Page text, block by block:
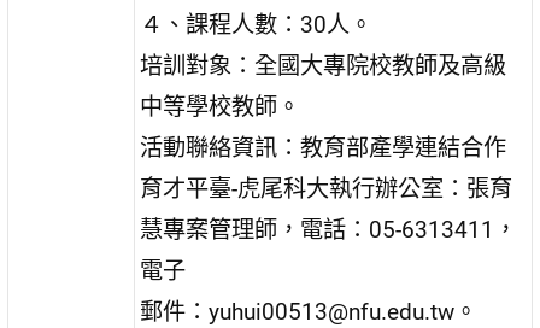
４、課程人數：30人。
培訓對象：全國大專院校教師及高級
中等學校教師。
活動聯絡資訊：教育部產學連結合作
育才平臺-虎尾科大執行辦公室：張育
慧專案管理師，電話：05-6313411，
電子
郵件：yuhui00513@nfu.edu.tw。